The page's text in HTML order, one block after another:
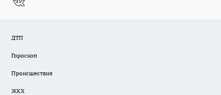
ДТП
Гороскоп
Происшествия
ЖКХ